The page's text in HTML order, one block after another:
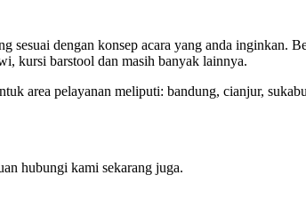
dengan konsep acara yang anda inginkan.
kursi barstool dan masih banyak lainnya.
area pelayanan meliputi: bandung, cianjur,
hubungi kami sekarang juga.